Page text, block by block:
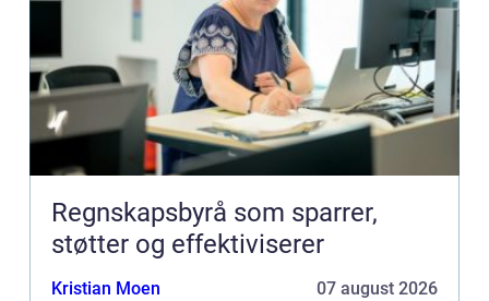
Regnskapsbyrå som sparrer,
støtter og effektiviserer
Kristian Moen 07 august 2026